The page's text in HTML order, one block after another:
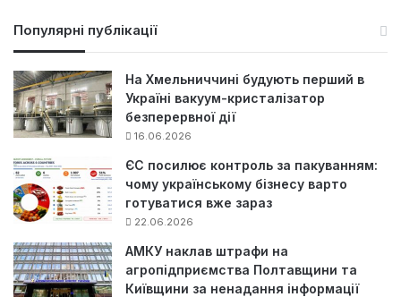
Популярні публікації
На Хмельниччині будують перший в
Україні вакуум-кристалізатор
безперервної дії
16.06.2026
ЄС посилює контроль за пакуванням:
чому українському бізнесу варто
готуватися вже зараз
22.06.2026
АМКУ наклав штрафи на
агропідприємства Полтавщини та
Київщини за ненадання інформації